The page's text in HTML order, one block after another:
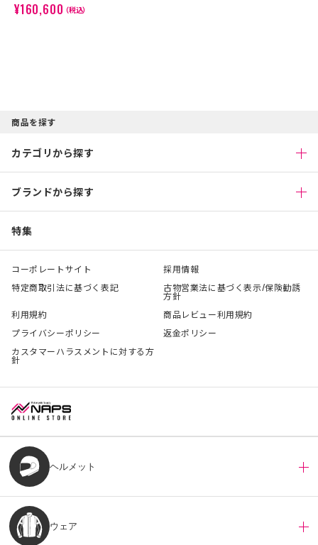
¥160,600（税込）
商品を探す
カテゴリから探す
ブランドから探す
特集
コーポレートサイト
採用情報
特定商取引法に基づく表記
古物営業法に基づく表示/保険勧誘
方針
利用規約
商品レビュー利用規約
プライバシーポリシー
返金ポリシー
カスタマーハラスメントに対する方
針
ヘルメット
ウェア